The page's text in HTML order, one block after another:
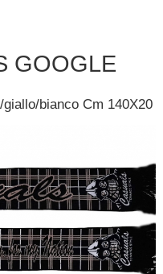
GOOGLE
bianco Cm 140X20